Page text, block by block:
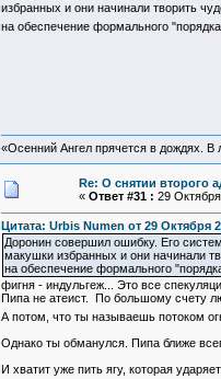
избранных и они начинали творить
на обеспечение формального
«Осенний Ангел прячется в дождях. В
Re: О снятии второго
« Ответ #31 : 29
Цитата: Urbis Numen от 29 Октября
Доронин совершил ошибку. Его
макушки избранных и они начинали
на обеспечение формального
фигня - индульгеж... Это все
Пипа не атеист. По большому счету
А потом, что ты называешь потоком
Однако ты обманулся. Пипа ближе
И хватит уже пить ягу, которая